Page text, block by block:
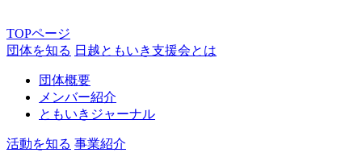
TOPページ
団体を知る 日越ともいき支援会とは
団体概要
メンバー紹介
ともいきジャーナル
活動を知る 事業紹介